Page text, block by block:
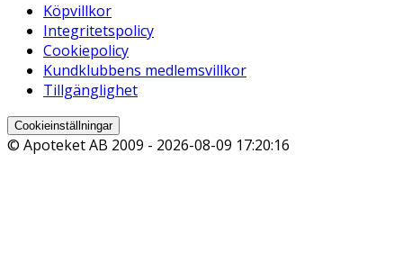
Köpvillkor
Integritetspolicy
Cookiepolicy
Kundklubbens medlemsvillkor
Tillgänglighet
Cookieinställningar
© Apoteket AB 2009 - 2026-08-09 17:20:16